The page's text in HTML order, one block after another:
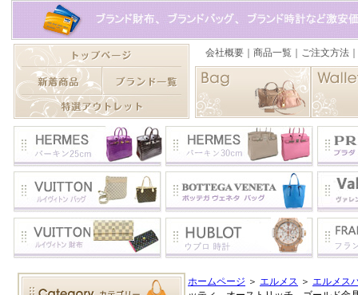
ホームページ ＞ エルメス ＞ エルメス